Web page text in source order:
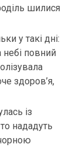
шилися
у такі дні:
небі повний
здоров’я,
із
нададуть